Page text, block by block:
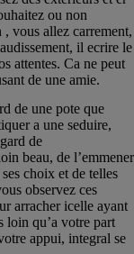
ou non
vous allez carrement,
il ecrire le
attentes. Ca ne peut
de une amie.
de une pote que
a une seduire,
de
beau, de l’emmener
choix et de telles
observez ces
arracher icelle ayant
loin qu’a votre part
appui, integral se